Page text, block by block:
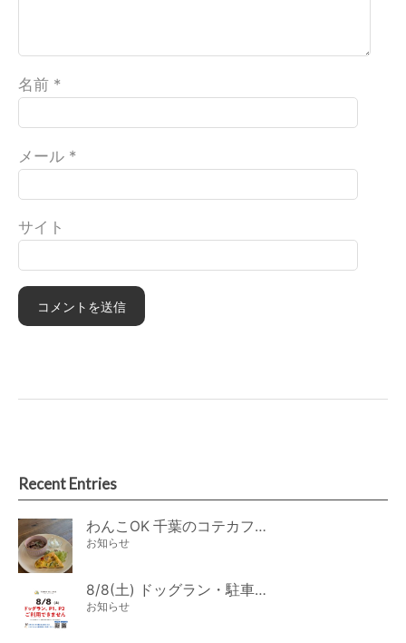
名前 *
メール *
サイト
Recent Entries
わんこOK 千葉のコテカフェ 8月わんこの日 オートミールdeローストビーフライス
お知らせ
8/8(土) ドッグラン・駐車場ご利用のお知らせ
お知らせ